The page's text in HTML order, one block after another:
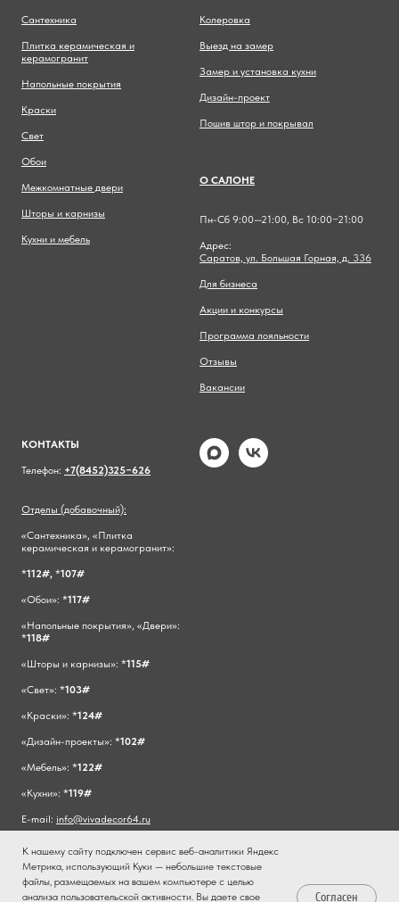
К нашему сайту подключен сервис веб-аналитики Яндекс
Метрика, использующий Куки — небольшие текстовые
файлы, размещаемых на вашем компьютере с целью
анализа пользовательской активности. Вы даете свое
Согласен
Сантехника
Плитка керамическая и
керамогранит
Напольные покрытия
Краски
Свет
Обои
Межкомнатные двери
Шторы и карнизы
Кухни и мебель
Колеровка
Выезд на замер
Замер и установка кухни
Дизайн-проект
Пошив штор и покрывал
О САЛОНЕ
Пн-Сб 9:00—21:00, Вс 10:00−21:00
Адрес:
Саратов, ул. Большая Горная, д. 336
Для бизнеса
Акции и конкурсы
Программа лояльности
Отзывы
Вакансии
КОНТАКТЫ
Телефон: +7(8452)325−626
Отделы (добавочный):
«Сантехника», «Плитка
керамическая и керамогранит»:
*112#, *107#
«Обои»: *117#
«Напольные покрытия», «Двери»:
*118#
«Шторы и карнизы»: *115#
«Свет»: *103#
«Краски»: *124#
«Дизайн-проекты»: *102#
«Мебель»: *122#
«Кухни»: *119#
E-mail: info@vivadecor64.ru